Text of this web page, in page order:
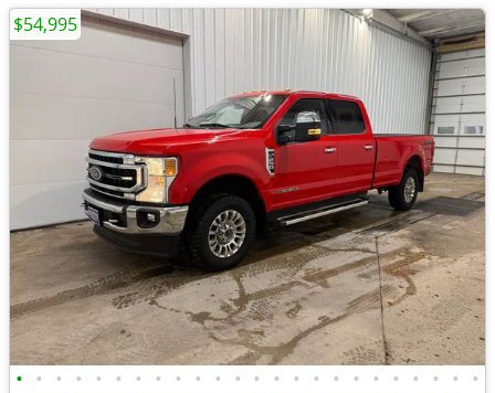
• • • • • • • • • • • • • • • • • • • • • • • •
$54,995